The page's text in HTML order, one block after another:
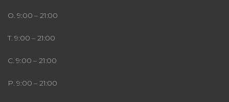
O. 9:00 – 21:00
T. 9:00 – 21:00
C. 9:00 – 21:00
P. 9:00 – 21:00